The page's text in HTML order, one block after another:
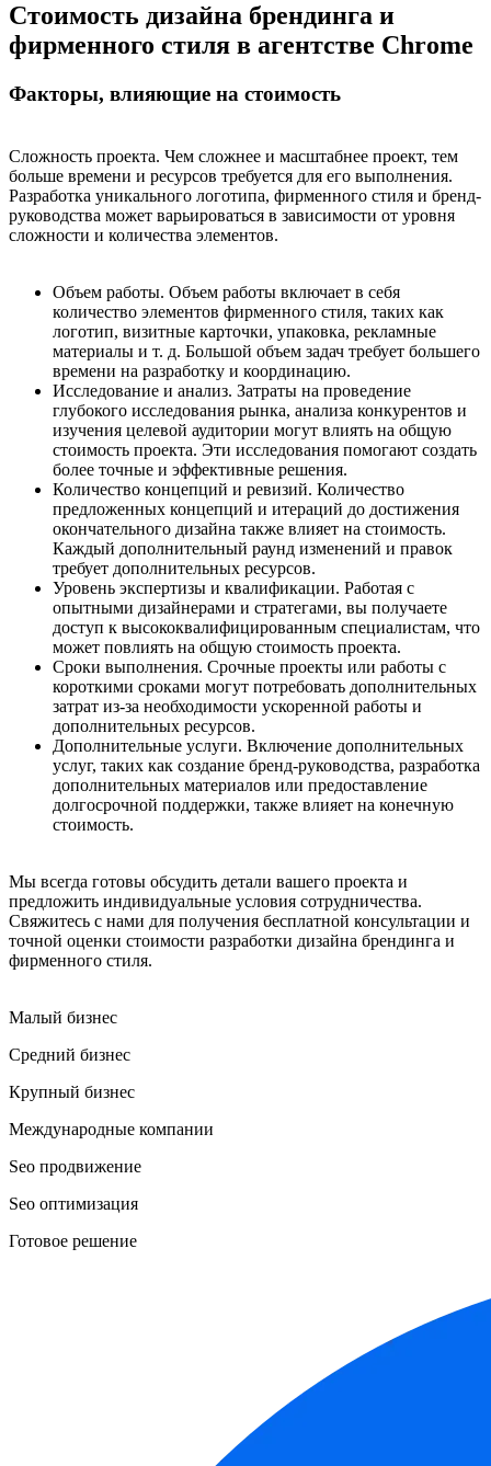
Стоимость дизайна брендинга и
фирменного стиля в агентстве Chrome
Факторы, влияющие на стоимость
Сложность проекта. Чем сложнее и масштабнее проект, тем
больше времени и ресурсов требуется для его выполнения.
Разработка уникального логотипа, фирменного стиля и бренд-
руководства может варьироваться в зависимости от уровня
сложности и количества элементов.
Объем работы. Объем работы включает в себя
количество элементов фирменного стиля, таких как
логотип, визитные карточки, упаковка, рекламные
материалы и т. д. Большой объем задач требует большего
времени на разработку и координацию.
Исследование и анализ. Затраты на проведение
глубокого исследования рынка, анализа конкурентов и
изучения целевой аудитории могут влиять на общую
стоимость проекта. Эти исследования помогают создать
более точные и эффективные решения.
Количество концепций и ревизий. Количество
предложенных концепций и итераций до достижения
окончательного дизайна также влияет на стоимость.
Каждый дополнительный раунд изменений и правок
требует дополнительных ресурсов.
Уровень экспертизы и квалификации. Работая с
опытными дизайнерами и стратегами, вы получаете
доступ к высококвалифицированным специалистам, что
может повлиять на общую стоимость проекта.
Сроки выполнения. Срочные проекты или работы с
короткими сроками могут потребовать дополнительных
затрат из-за необходимости ускоренной работы и
дополнительных ресурсов.
Дополнительные услуги. Включение дополнительных
услуг, таких как создание бренд-руководства, разработка
дополнительных материалов или предоставление
долгосрочной поддержки, также влияет на конечную
стоимость.
Мы всегда готовы обсудить детали вашего проекта и
предложить индивидуальные условия сотрудничества.
Свяжитесь с нами для получения бесплатной консультации и
точной оценки стоимости разработки дизайна брендинга и
фирменного стиля.
Малый бизнес
Средний бизнес
Крупный бизнес
Международные компании
Seo продвижение
Seo оптимизация
Готовое решение